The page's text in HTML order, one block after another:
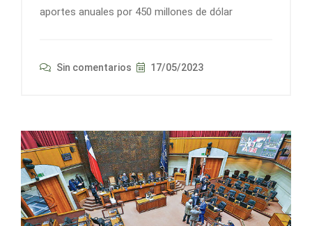
aportes anuales por 450 millones de dólar
Sin comentarios 17/05/2023